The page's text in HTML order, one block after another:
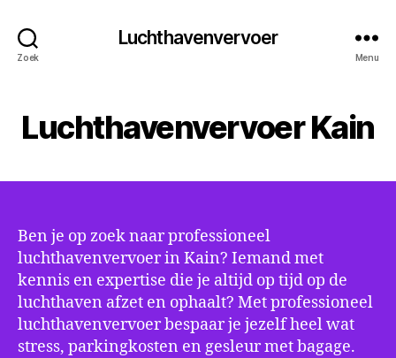
Zoek
Luchthavenvervoer
Menu
Luchthavenvervoer Kain
Ben je op zoek naar professioneel
luchthavenvervoer in Kain? Iemand met
kennis en expertise die je altijd op tijd op de
luchthaven afzet en ophaalt? Met professioneel
luchthavenvervoer bespaar je jezelf heel wat
stress, parkingkosten en gesleur met bagage.